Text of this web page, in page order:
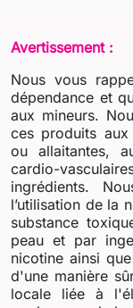
Avertissement :
Nous vous
dépendance et
aux mineurs.
ces produits aux
ou allaitantes,
cardio-
ingrédients.
l’utilisation de la
substance
peau et par
nicotine ainsi
d'une manière
locale liée à